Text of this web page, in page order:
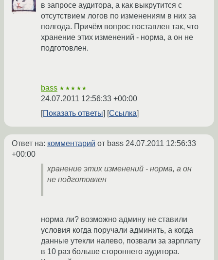
в запросе аудитора, а как выкрутится с
отсутствием логов по изменениям в них за
полгода. Причём вопрос поставлен так, что
хранение этих изменений - норма, а он не
подготовлен.
bass ★★★★★
24.07.2011 12:56:33 +00:00
Показать ответы
Ссылка
Ответ на: комментарий от bass 24.07.2011 12:56:33
+00:00
хранение этих изменений - норма, а он
не подготовлен
норма ли? возможно админу не ставили
условия когда поручали админить, а когда
данные утекли налево, позвали за зарплату
в 10 раз больше стороннего аудитора.